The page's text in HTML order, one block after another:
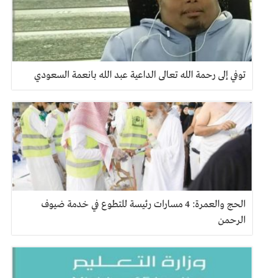
توفي إلى رحمة الله تعالى الداعية عبد الله بانعمة السعودي
الحج والعمرة: 4 مسارات رئيسة للتطوع في خدمة ضيوف
الرحمن